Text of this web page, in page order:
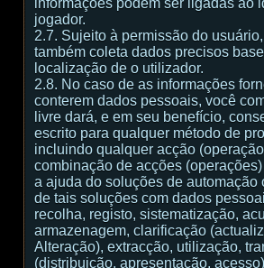
informações podem ser ligadas ao
jogador.
2.7. Sujeito à permissão do
também coleta dados precisos
localização de o utilizador.
2.8. No caso de as informações
conterem dados pessoais, você
livre dará, e em seu benefício,
escrito para qualquer método de
incluindo qualquer acção
combinação de acções
a ajuda do soluções de automação
de tais soluções com dados
recolha, registo, sistematização,
armazenagem, clarificação
Alteração), extracção, utilização,
(distribuição, apresentação,